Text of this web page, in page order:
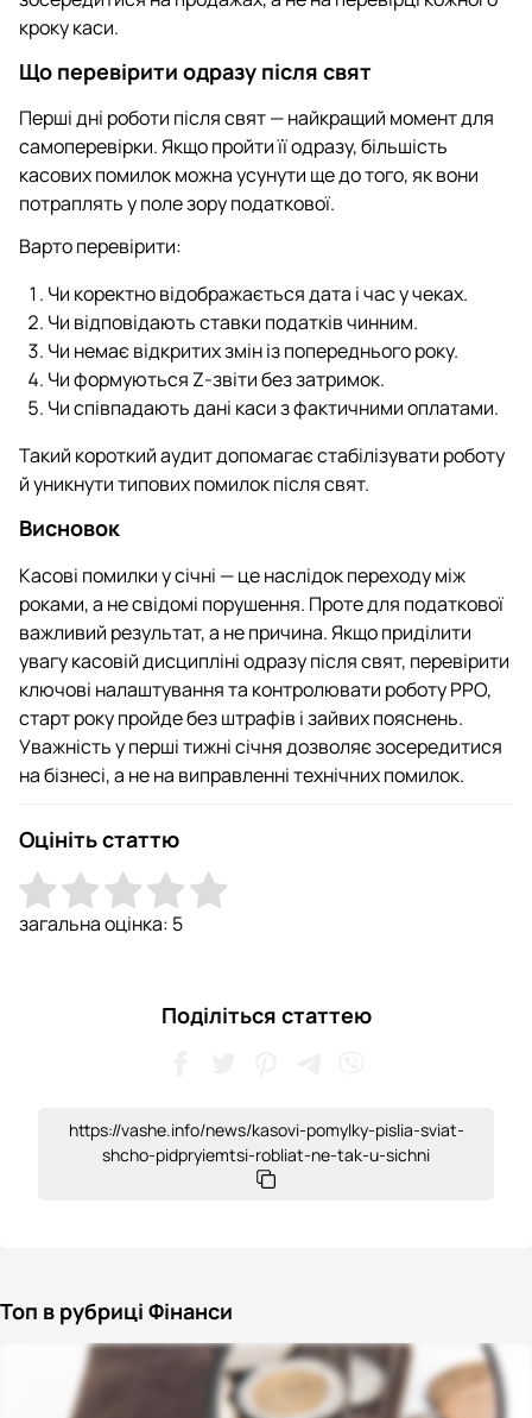
кроку каси.
Що перевірити одразу після свят
Перші дні роботи після свят — найкращий момент для
самоперевірки. Якщо пройти її одразу, більшість
касових помилок можна усунути ще до того, як вони
потраплять у поле зору податкової.
Варто перевірити:
Чи коректно відображається дата і час у чеках.
Чи відповідають ставки податків чинним.
Чи немає відкритих змін із попереднього року.
Чи формуються Z-звіти без затримок.
Чи співпадають дані каси з фактичними оплатами.
Такий короткий аудит допомагає стабілізувати роботу
й уникнути типових помилок після свят.
Висновок
Касові помилки у січні — це наслідок переходу між
роками, а не свідомі порушення. Проте для податкової
важливий результат, а не причина. Якщо приділити
увагу касовій дисципліні одразу після свят, перевірити
ключові налаштування та контролювати роботу РРО,
старт року пройде без штрафів і зайвих пояснень.
Уважність у перші тижні січня дозволяє зосередитися
на бізнесі, а не на виправленні технічних помилок.
Оцініть статтю
загальна оцінка: 5
Поділіться статтею
https://vashe.info/news/kasovi-pomylky-pislia-sviat-
shcho-pidpryiemtsi-robliat-ne-tak-u-sichni
Топ в рубриці Фінанси